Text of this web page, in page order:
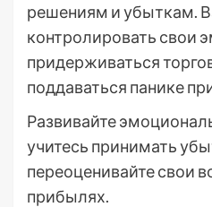
решениям и убыткам.
контролировать свои
придерживаться
поддаваться панике
Развивайте
учитесь принимать
переоценивайте свои
прибылях.